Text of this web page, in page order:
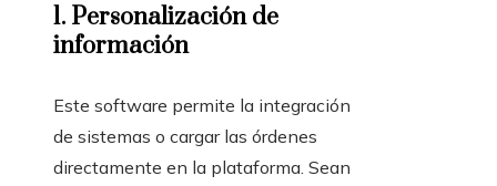
1. Personalización de
información
Este software permite la integración
de sistemas o cargar las órdenes
directamente en la plataforma. Sean